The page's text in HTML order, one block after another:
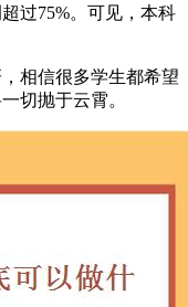
过75%。可见，本科
相信很多学生都希望
切抛于云霄。